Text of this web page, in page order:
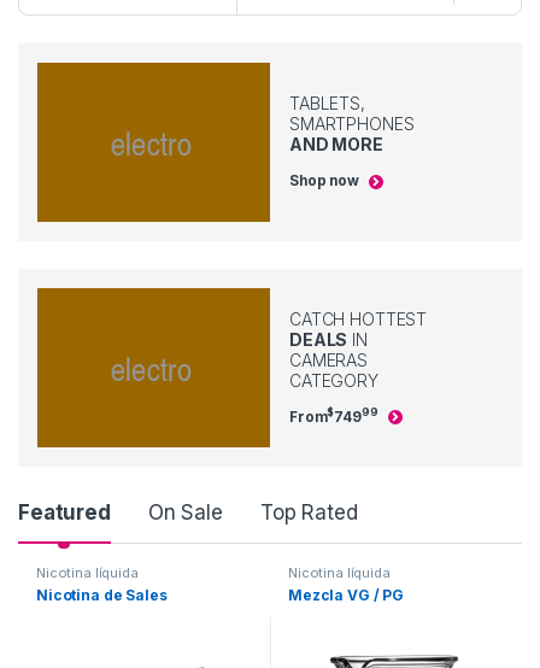
TABLETS,
SMARTPHONES
AND MORE
Shop now
CATCH HOTTEST
DEALS IN
CAMERAS
CATEGORY
From$74999
P
Featured On Sale Top Rated
Nicotina líquida
Nicotina de Sales
Nicotina líquida
Mezcla VG / PG